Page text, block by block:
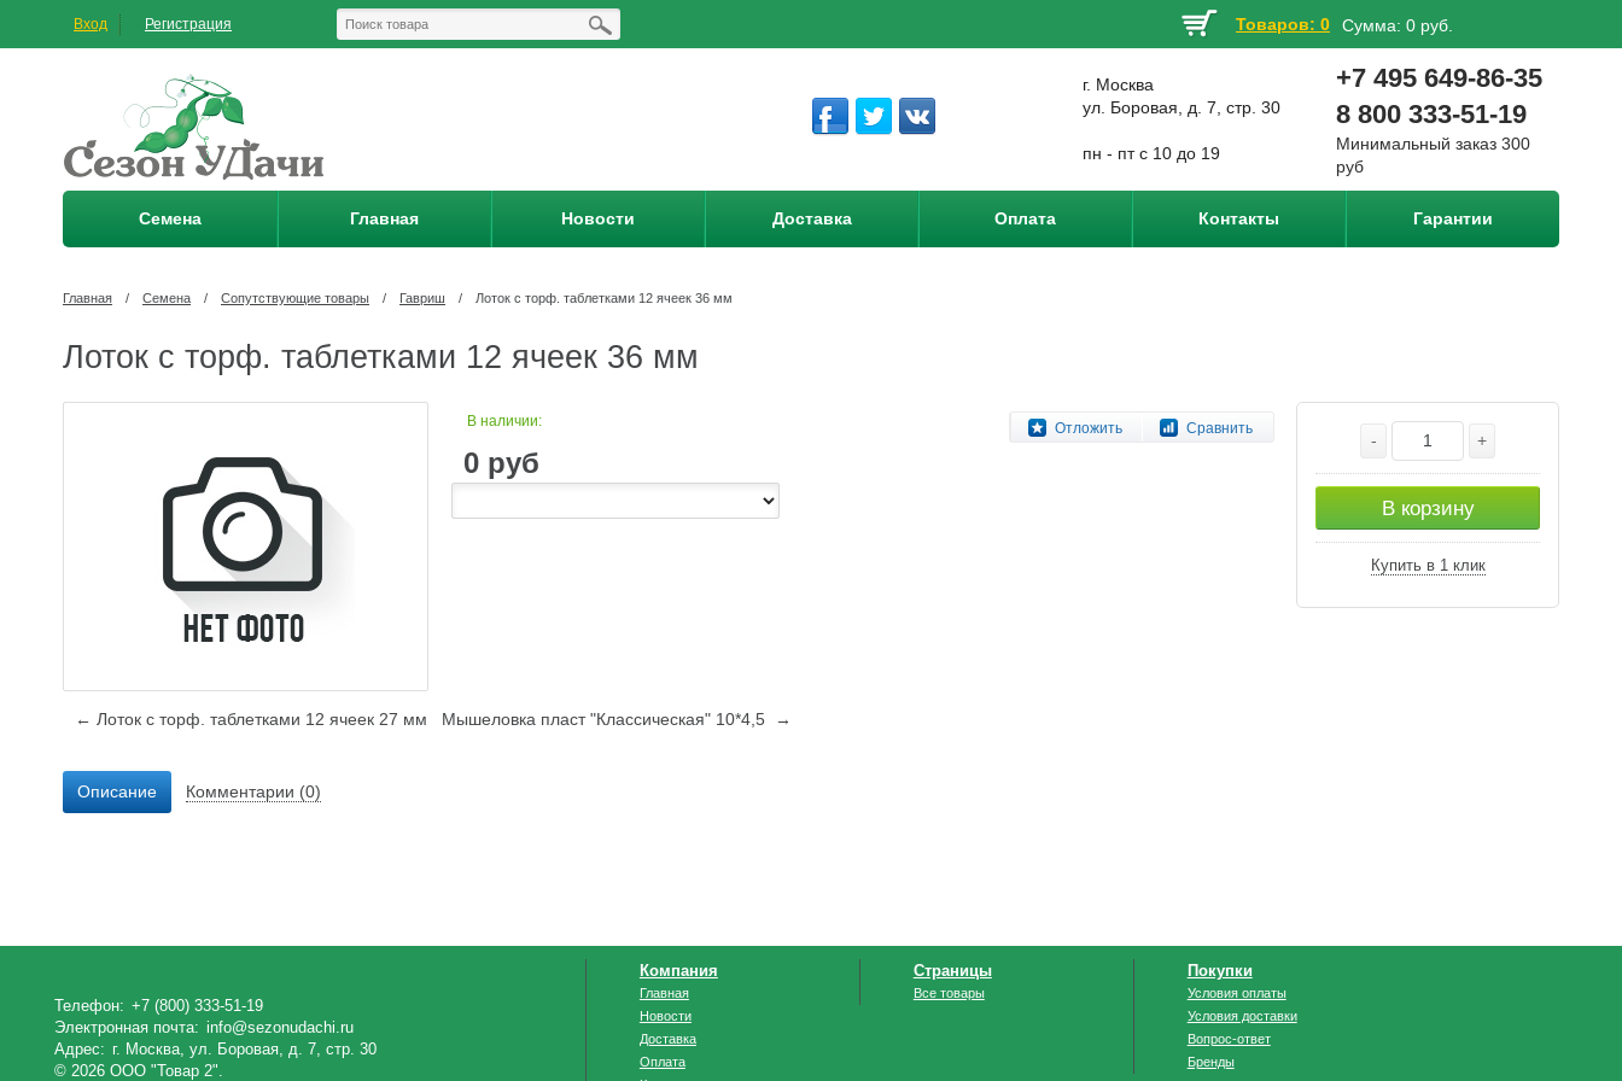
Вход Регистрация Товаров: 0 Сумма: 0 руб.
г. Москва
ул. Боровая, д. 7, стр. 30
пн - пт с 10 до 19
+7 495 649-86-35
8 800 333-51-19
Минимальный заказ 300
руб
Семена Главная Новости Доставка Оплата Контакты Гарантии
Главная / Семена / Сопутствующие товары / Гавриш / Лоток с торф. таблетками 12 ячеек 36 мм
Лоток с торф. таблетками 12 ячеек 36 мм
Отложить Сравнить
В наличии:
0 руб
- +
В корзину
Купить в 1 клик
← Лоток с торф. таблетками 12 ячеек 27 мм Мышеловка пласт "Классическая" 10*4,5 →
Описание Комментарии (0)
Телефон: +7 (800) 333-51-19
Электронная почта: info@sezonudachi.ru
Адрес: г. Москва, ул. Боровая, д. 7, стр. 30
© 2026 ООО "Товар 2".
Компания
Главная
Новости
Доставка
Оплата
Страницы
Все товары
Покупки
Условия оплаты
Условия доставки
Вопрос-ответ
Бренды